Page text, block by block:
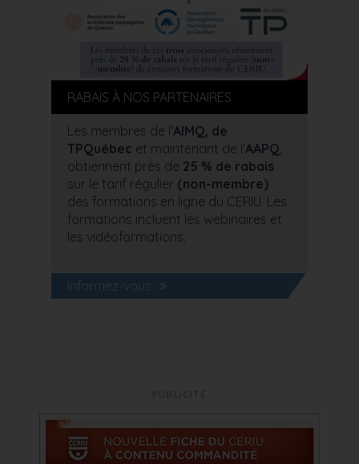
RABAIS À NOS PARTENAIRES
Les membres de l'AIMQ, de
TPQuébec et maintenant de l'AAPQ,
obtiennent près de 25 % de rabais
sur le tarif régulier (non-membre)
des formations en ligne du CERIU. Les
formations incluent les webinaires et
les vidéoformations.
Informez-vous